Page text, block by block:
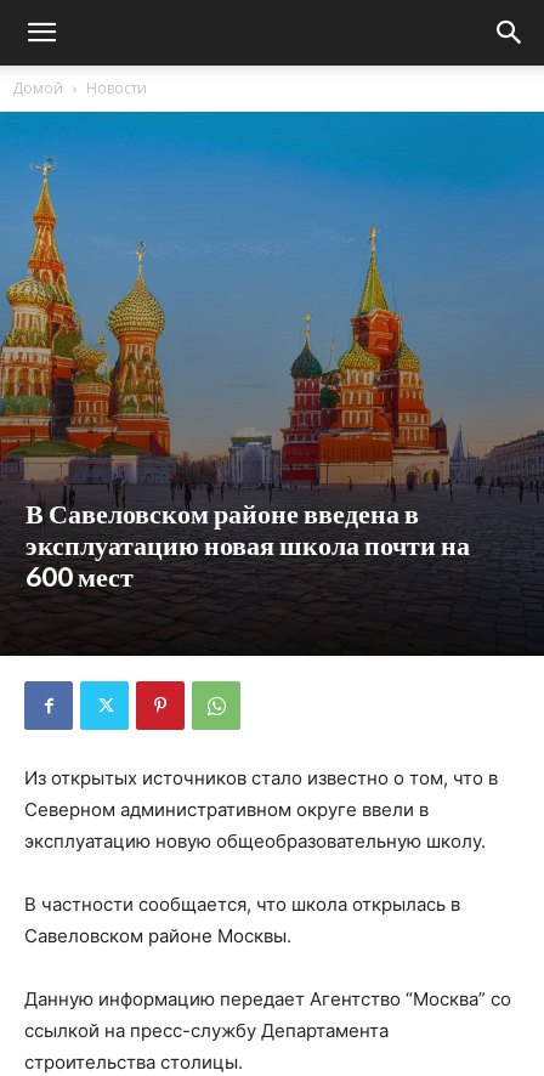
Домой Новости
В Савеловском районе введена в
эксплуатацию новая школа почти на
600 мест
Из открытых источников стало известно о том, что в
Северном административном округе ввели в
эксплуатацию новую общеобразовательную школу.
В частности сообщается, что школа открылась в
Савеловском районе Москвы.
Данную информацию передает Агентство “Москва” со
ссылкой на пресс-службу Департамента
строительства столицы.